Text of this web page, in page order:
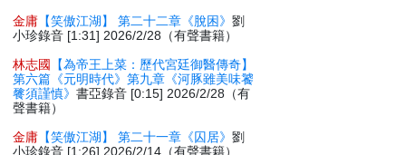
金庸 【笑傲江湖】 第二十二章《脫困》劉
小珍錄音 [1:31] 2026/2/28（有聲書籍）
林志國
【為帝王上菜：歷代宮廷御醫傳奇】
第六篇《元明時代》第九章《河豚雖美味饕
餮須謹慎》書亞錄音 [0:15] 2026/2/28（有
聲書籍）
金庸 【笑傲江湖】 第二十一章《囚居》劉
小珍錄音 [1:26] 2026/2/14（有聲書籍）